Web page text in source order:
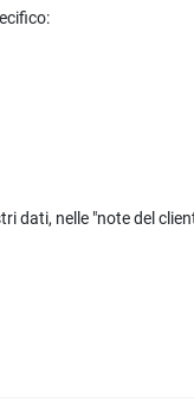
dati, nelle "note del